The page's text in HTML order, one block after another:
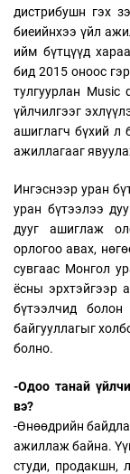
дистрибушн гэх
биеийнхээ үйл
ийм бүтцүүд
бид 2015 оноос
тулгуурлан Music
үйлчилгээг
ашиглагч бүхий л
ажиллагааг
Ингэснээр уран
уран бүтээлээ
дууг ашиглаж
орлогоо авах,
сувгаас Монгол
ёсны эрхтэйгээр
бүтээлчид
байгууллагыг
болно.
-Одоо танай
вэ?
-Өнөөдрийн
ажиллаж байна.
студи, продакшн,